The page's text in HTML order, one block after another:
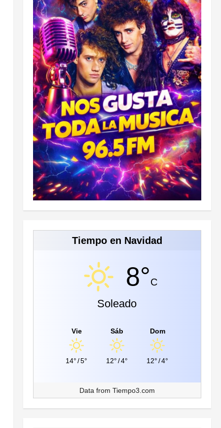
Tiempo en Navidad
8°C
Soleado
Vie
14° /5°
Sáb
12° /4°
Dom
12° /4°
Data from Tiempo3.com